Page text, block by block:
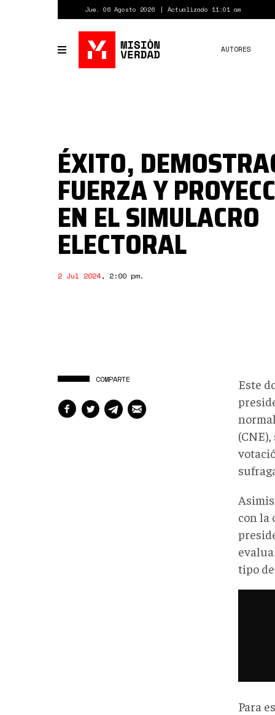
Jue. 06 Agosto 2026 Actualizado 11:01 am
Toggle
navigation
AUTORES
ÉXITO,
FUERZA Y
EN EL SIMULACRO
ELECTORAL
2 Jul 2024, 2:00 pm.
COMPARTE
Este
con la
tipo
Para